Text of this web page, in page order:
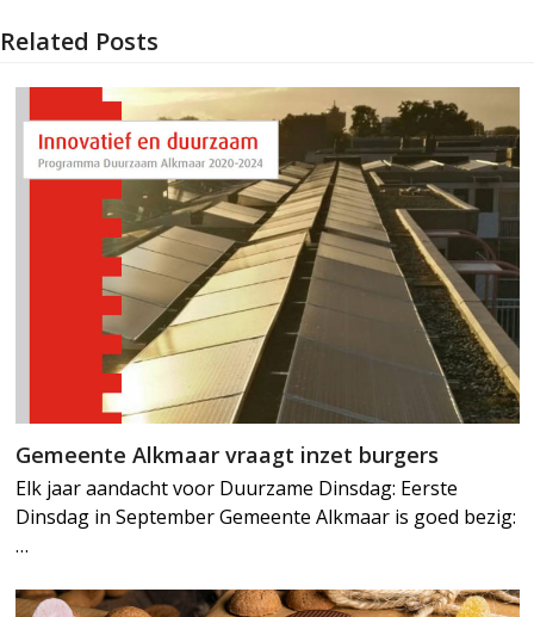
Related Posts
Gemeente Alkmaar vraagt inzet burgers
Elk jaar aandacht voor Duurzame Dinsdag: Eerste
Dinsdag in September Gemeente Alkmaar is goed bezig:
…